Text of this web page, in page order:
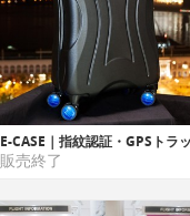
販売終了